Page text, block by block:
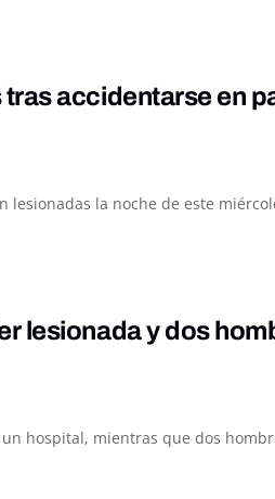
accidentarse en
la noche de este
lesionada y dos
hospital, mientras que dos